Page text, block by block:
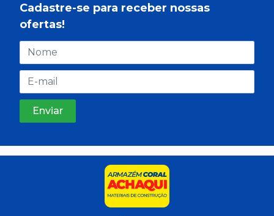
Cadastre-se para receber nossas
ofertas!